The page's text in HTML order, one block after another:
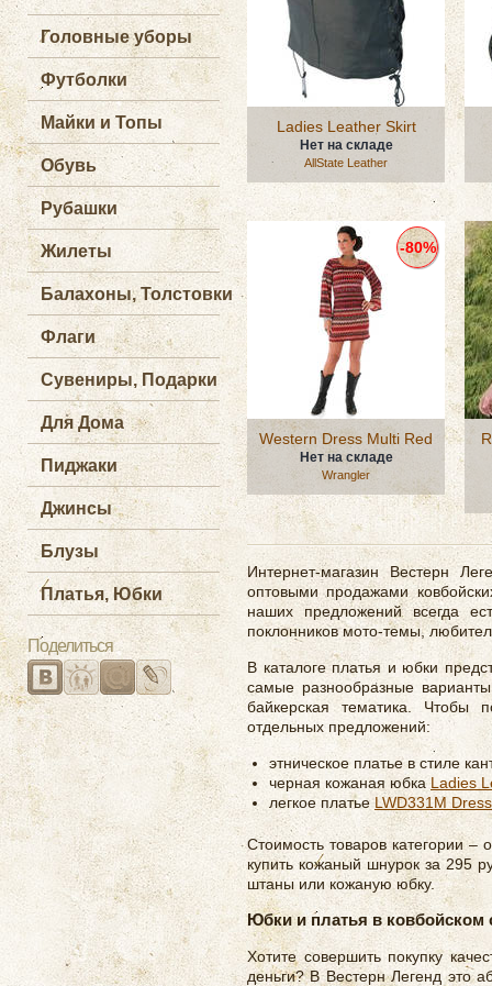
Головные уборы
Футболки
Майки и Топы
Обувь
Рубашки
Жилеты
Балахоны, Толстовки
Флаги
Сувениры, Подарки
Для Дома
Пиджаки
Джинсы
Блузы
Платья, Юбки
Поделиться
Ladies Leather Skirt
Нет на складе
AllState Leather
Western Dress Multi Red
Нет на складе
Wrangler
-80%
Интернет-магазин Вестерн
оптовыми продажами
наших предложений всегда
поклонников мото-темы,
В каталоге платья и юбки
самые разнообразные
байкерская тематика. Чтобы
отдельных предложений:
этническое платье в стиле
черная кожаная юбкаLadies
легкое платьеLWD331M
Стоимость товаров категории
купить кожаный шнурок за 295
штаны или кожаную юбку.
Юбки и платья в ковбойском
Хотите совершить покупку
деньги? В Вестерн Легенд это